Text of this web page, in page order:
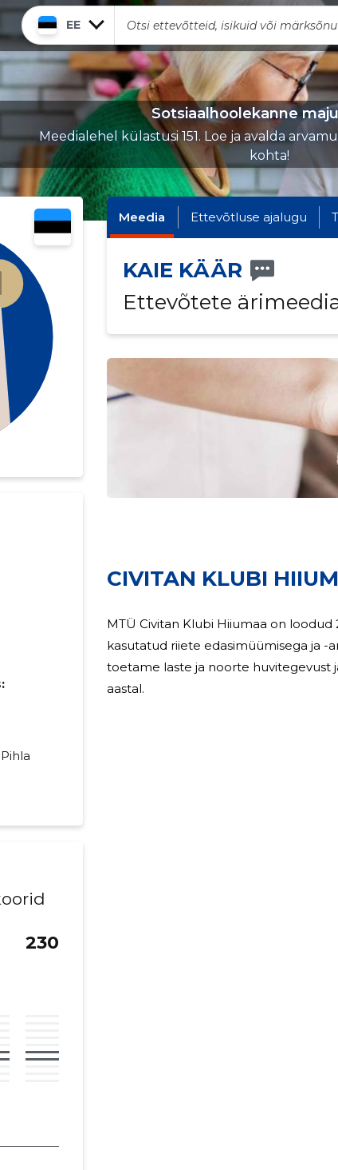
EE
Sotsiaalhoolekanne
Meedialehel külastusi 151. Loe ja avalda
kohta!
230
Meedia Ettevõtluse ajalugu
KAIE KÄÄR
Ettevõtete
CIVITAN KLUBI
MTÜ Civitan Klubi Hiiumaa on
kasutatud riiete edasimüümisega ja -
toetame laste ja noorte huvitegevust ja võistlustel osalemist.
aastal.